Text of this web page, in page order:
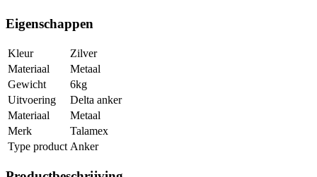
Eigenschappen
Kleur
Zilver
Materiaal
Metaal
Gewicht
6kg
Uitvoering
Delta anker
Materiaal
Metaal
Merk
Talamex
Type product Anker